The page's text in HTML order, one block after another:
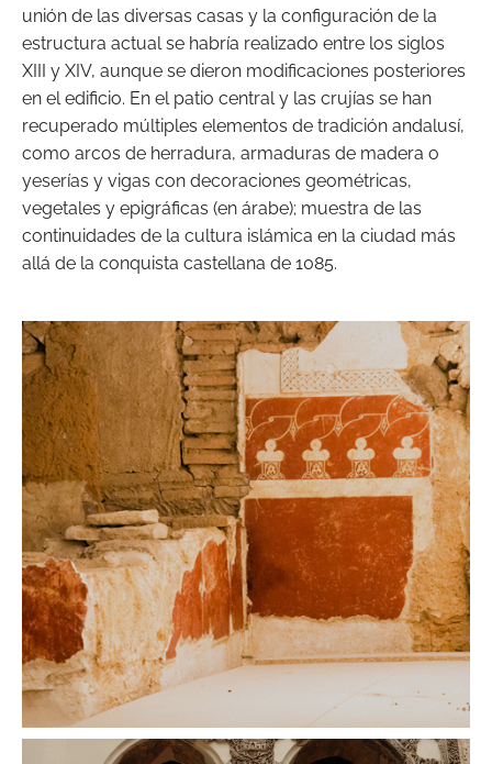
unión de las diversas casas y la configuración de la
estructura actual se habría realizado entre los siglos
XIII y XIV, aunque se dieron modificaciones posteriores
en el edificio. En el patio central y las crujías se han
recuperado múltiples elementos de tradición andalusí,
como arcos de herradura, armaduras de madera o
yeserías y vigas con decoraciones geométricas,
vegetales y epigráficas (en árabe); muestra de las
continuidades de la cultura islámica en la ciudad más
allá de la conquista castellana de 1085.